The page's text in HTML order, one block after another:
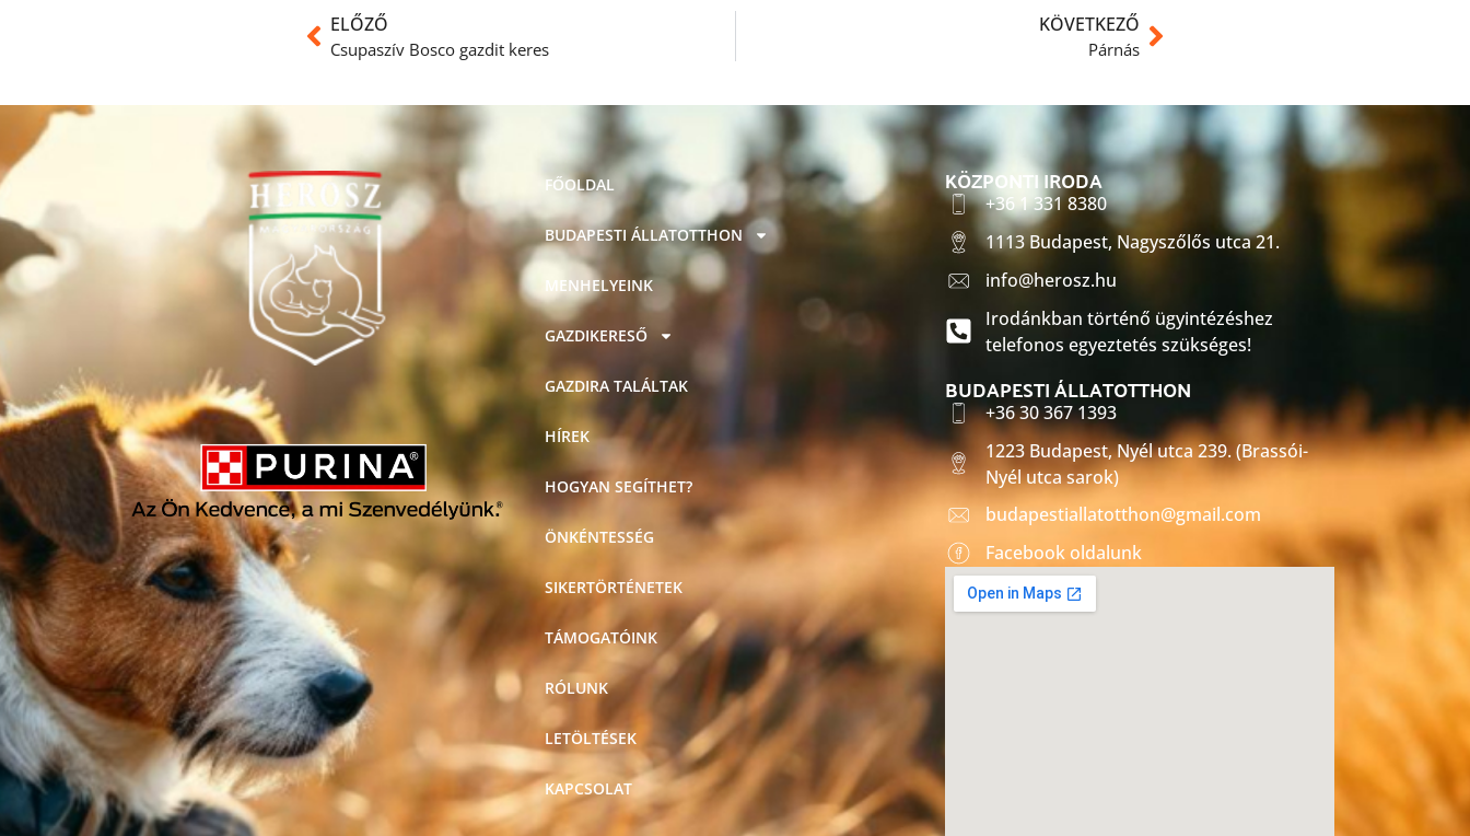
ELŐZŐ
Csupaszív Bosco gazdit keres
KÖVETKEZŐ
Párnás
FŐOLDAL
BUDAPESTI ÁLLATOTTHON
MENHELYEINK
GAZDIKERESŐ
GAZDIRA TALÁLTAK
HÍREK
HOGYAN SEGÍTHET?
ÖNKÉNTESSÉG
SIKERTÖRTÉNETEK
TÁMOGATÓINK
RÓLUNK
LETÖLTÉSEK
KAPCSOLAT
KÖZPONTI IRODA
+36 1 331 8380
1113 Budapest, Nagyszőlős utca 21.
info@herosz.hu
Irodánkban történő ügyintézéshez
telefonos egyeztetés szükséges!
BUDAPESTI ÁLLATOTTHON
+36 30 367 1393
1223 Budapest, Nyél utca 239. (Brassói-
Nyél utca sarok)
budapestiallatotthon@gmail.com
Facebook oldalunk